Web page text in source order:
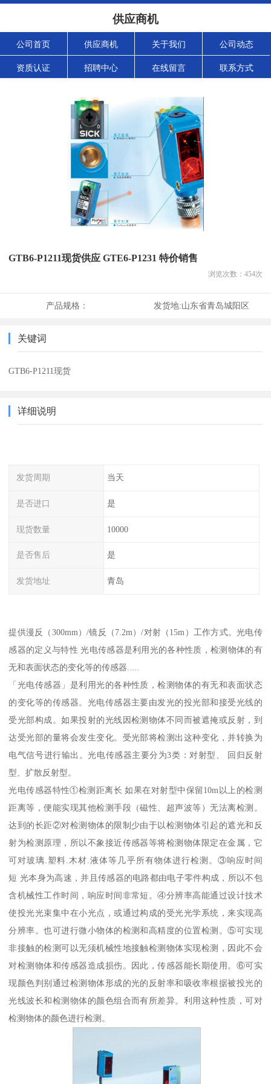
供应商机
公司首页 供应商机 关于我们 公司动态
资质认证 招聘中心 在线留言 联系方式
GTB6-P1211现货供应 GTE6-P1231 特价销售
浏览次数： 454次
产品规格： 发货地:山东省青岛城阳区
关键词
GTB6-P1211现货
详细说明
发货周期 当天
是否进口 是
现货数量 10000
是否售后 是
发货地址 青岛
提供漫反（300mm）/镜反（7.2m）/对射（15m）工作方式。光电传
感器的定义与特性 光电传感器是利用光的各种性质，检测物体的有
无和表面状态的变化等的传感器.....
「光电传感器」是利用光的各种性质，检测物体的有无和表面状态
的变化等的传感器。光电传感器主要由发光的投光部和接受光线的
受光部构成。如果投射的光线因检测物体不同而被遮掩或反射，到
达受光部的量将会发生变化。受光部将检测出这种变化，并转换为
电气信号进行输出。光电传感器主要分为3类：对射型、 回归反射
型、扩散反射型。
光电传感器特性①检测距离长 如果在对射型中保留10m以上的检测
距离等，便能实现其他检测手段（磁性、超声波等）无法离检测。
达到的长距②对检测物体的限制少由于以检测物体引起的遮光和反
射为检测原理，所以不象接近传感器等将检测物体限定在金属，它
可对玻璃.塑料.木材.液体等几乎所有物体进行检测。③响应时间
短 光本身为高速，并且传感器的电路都由电子零件构成，所以不包
含机械性工作时间，响应时间非常短。④分辨率高能通过设计技术
使投光光束集中在小光点，或通过构成的受光光学系统，来实现高
分辨率。也可进行微小物体的检测和高精度的位置检测。⑤可实现
非接触的检测可以无须机械性地接触检测物体实现检测，因此不会
对检测物体和传感器造成损伤。因此，传感器能长期使用。⑥可实
现颜色判别通过检测物体形成的光的反射率和吸收率根据被投光的
光线波长和检测物体的颜色组合而有所差异。利用这种性质，可对
检测物体的颜色进行检测。